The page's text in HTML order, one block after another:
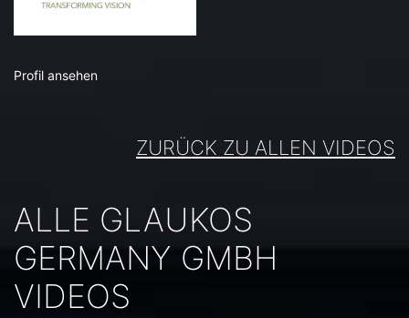
Profil ansehen
ZURÜCK ZU ALLEN VIDEOS
ALLE GLAUKOS
GERMANY GMBH
VIDEOS